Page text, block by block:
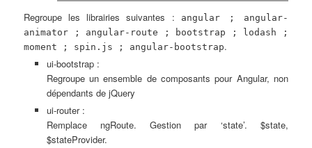
Regroupe les librairies suivantes :
angular ; angular-
animator ; angular-route ; bootstrap ; lodash ;
moment ; spin.js ; angular-bootstrap.
ui-bootstrap :
Regroupe un ensemble de composants pour Angular, non
dépendants de jQuery
ui-router :
Remplace ngRoute. Gestion par ‘state’. $state,
$stateProvider.